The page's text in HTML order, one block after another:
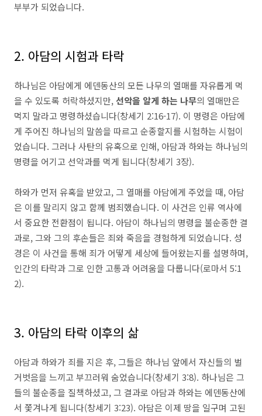
부부가 되었습니다.
2. 아담의 시험과 타락
하나님은 아담에게 에덴동산의 모든 나무의 열매를 자유롭게 먹
을 수 있도록 허락하셨지만,선악을 알게 하는 나무의 열매만은
먹지 말라고 명령하셨습니다(창세기 2:16-17). 이 명령은 아담에
게 주어진 하나님의 말씀을 따르고 순종할지를 시험하는 시험이
었습니다. 그러나 사탄의 유혹으로 인해, 아담과 하와는 하나님의
명령을 어기고 선악과를 먹게 됩니다(창세기 3장).
하와가 먼저 유혹을 받았고, 그 열매를 아담에게 주었을 때, 아담
은 이를 말리지 않고 함께 범죄했습니다. 이 사건은 인류 역사에
서 중요한 전환점이 됩니다. 아담이 하나님의 명령을 불순종한 결
과로, 그와 그의 후손들은 죄와 죽음을 경험하게 되었습니다. 성
경은 이 사건을 통해 죄가 어떻게 세상에 들어왔는지를 설명하며,
인간의 타락과 그로 인한 고통과 어려움을 다룹니다(로마서 5:1
2).
3. 아담의 타락 이후의 삶
아담과 하와가 죄를 지은 후, 그들은 하나님 앞에서 자신들의 벌
거벗음을 느끼고 부끄러워 숨었습니다(창세기 3:8). 하나님은 그
들의 불순종을 질책하셨고, 그 결과로 아담과 하와는 에덴동산에
서 쫓겨나게 됩니다(창세기 3:23). 아담은 이제 땅을 일구며 고된